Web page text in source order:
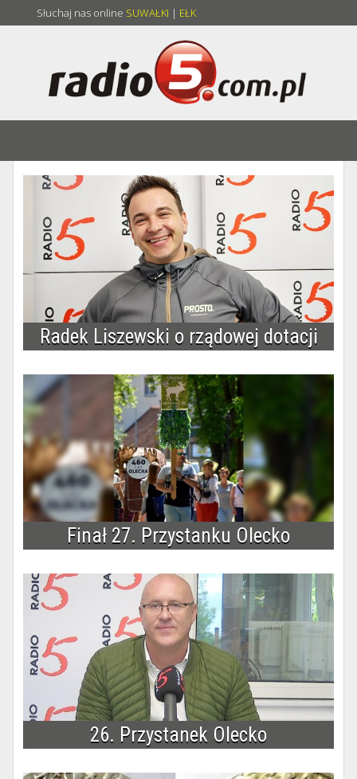
Słuchaj nas online SUWAŁKI | EŁK
Radek Liszewski o rządowej dotacji
Finał 27. Przystanku Olecko
26. Przystanek Olecko